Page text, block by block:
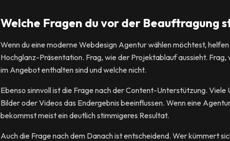
Welche Fragen du vor der Beauftragung
Wenn du eine moderne Webdesign Agentur wählen möchtest,
Hochglanz-Präsentation. Frag, wie der Projektablauf aussieht.
im Angebot enthalten sind und welche nicht.
Ebenso sinnvoll ist die Frage nach der Content-Unterstützung.
Bilder oder Videos das Endergebnis beeinflussen. Wenn eine
bekommst meist ein deutlich stimmigeres Resultat.
Auch die Frage nach dem Danach ist entscheidend. Wer kümmert